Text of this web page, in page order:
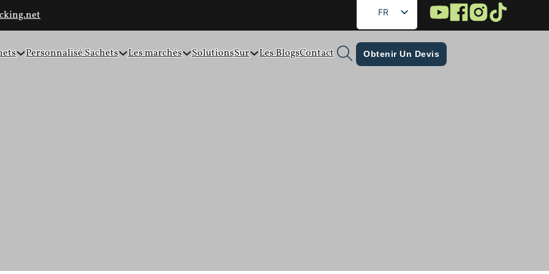
FR
EN
DE
Personnalisé Sachets Les marchés SolutionsSur Les BlogsContact Obtenir Un Devis
judicieux pour les marques en croissance